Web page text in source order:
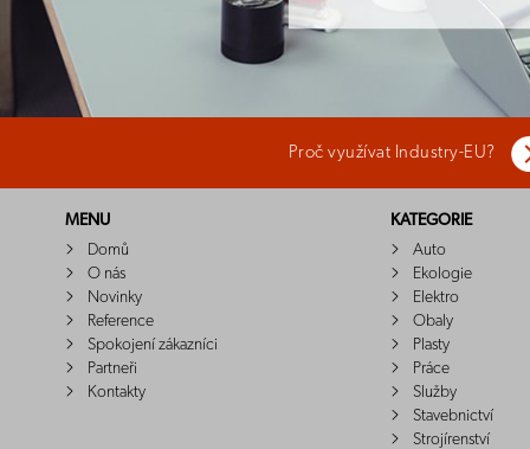
Proč využívat Industry-EU?
MENU
Domů
O nás
Novinky
Reference
Spokojení zákazníci
Partneři
Kontakty
KATEGORIE
Auto
Ekologie
Elektro
Obaly
Plasty
Práce
Služby
Stavebnictví
Strojírenství